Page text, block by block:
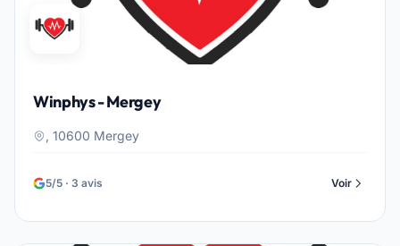
Winphys - Mergey
, 10600 Mergey
5/5 · 3 avis Voir